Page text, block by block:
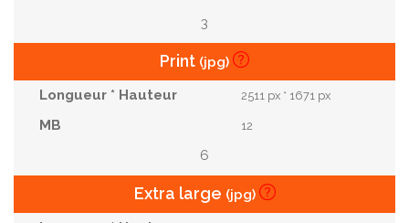
3
Print (jpg)
2511 px * 1671 px
12
6
Extra large (jpg)